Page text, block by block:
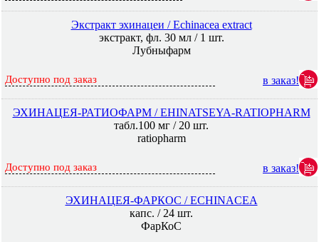
Экстракт эхинацеи / Echinacea extract
экстракт, фл. 30 мл / 1 шт.
Лубныфарм
Доступно под заказ в заказ!
ЭХИНАЦЕЯ-РАТИОФАРМ / EHINATSEYA-RATIOPHARM
табл.100 мг / 20 шт.
ratiopharm
Доступно под заказ в заказ!
ЭХИНАЦЕЯ-ФАРКОС / ECHINACEA
капс. / 24 шт.
ФарКоС